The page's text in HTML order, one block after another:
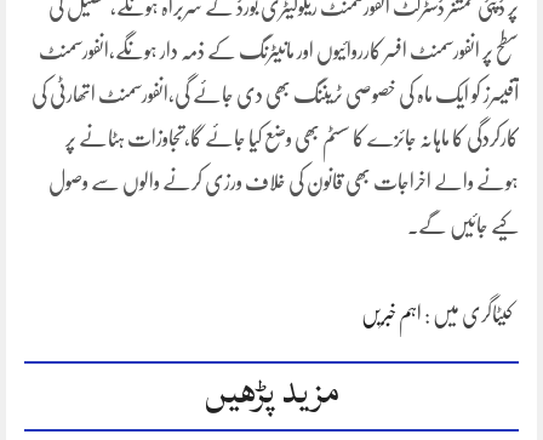
پر ڈپٹی کمشنر ڈسٹرکٹ انفورسمنٹ ریگولیٹری بورڈ کے سربراہ ہونگے،تحصیل کی
سطح پر انفورسمنٹ افسر کارروائیوں اور مانیٹرنگ کے ذمہ دار ہونگے،انفورسمنٹ
آفیسرز کو ایک ماہ کی خصوصی ٹریننگ بھی دی جائے گی،انفورسمنٹ اتھارٹی کی
کارکردگی کا ماہانہ جائزے کا سسٹم بھی وضع کیا جائے گا،تجاوزات ہٹانے پر
ہونے والے اخراجات بھی قانون کی خلاف ورزی کرنے والوں سے وصول
کیے جائیں گے۔
کیٹاگری میں : اہم خبریں
مزید پڑھیں